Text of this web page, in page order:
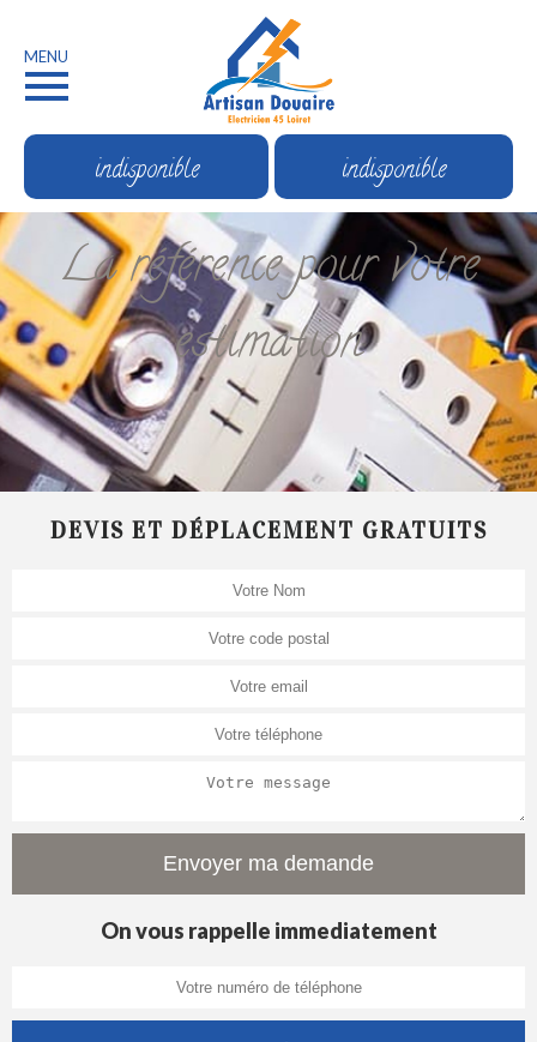
MENU
indisponible indisponible
La référence pour votre
estimation
DEVIS ET DÉPLACEMENT GRATUITS
On vous rappelle immediatement